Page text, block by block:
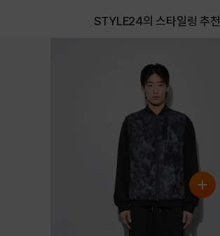
STYLE24의 스타일링 추천